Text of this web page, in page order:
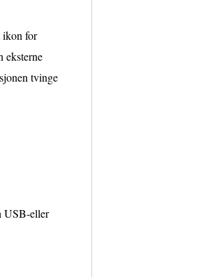
ikon for
eksterne
tvinge
USB-eller